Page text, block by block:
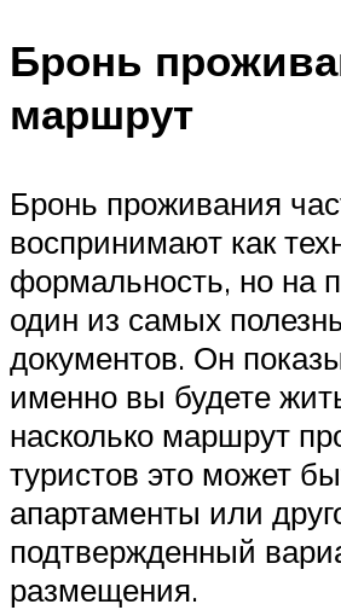
Бронь
маршрут
Бронь проживания
воспринимают как
формальность, но на
один из самых
документов. Он
именно вы будете
насколько маршрут
туристов это может
апартаменты или
подтвержденный
размещения.